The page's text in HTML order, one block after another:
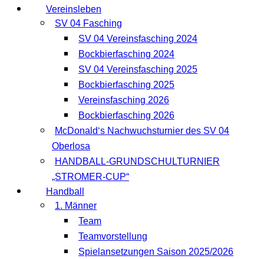
Vereinsleben
SV 04 Fasching
SV 04 Vereinsfasching 2024
Bockbierfasching 2024
SV 04 Vereinsfasching 2025
Bockbierfasching 2025
Vereinsfasching 2026
Bockbierfasching 2026
McDonald‘s Nachwuchsturnier des SV 04
Oberlosa
HANDBALL-GRUNDSCHULTURNIER
„STROMER-CUP“
Handball
1. Männer
Team
Teamvorstellung
Spielansetzungen Saison 2025/2026